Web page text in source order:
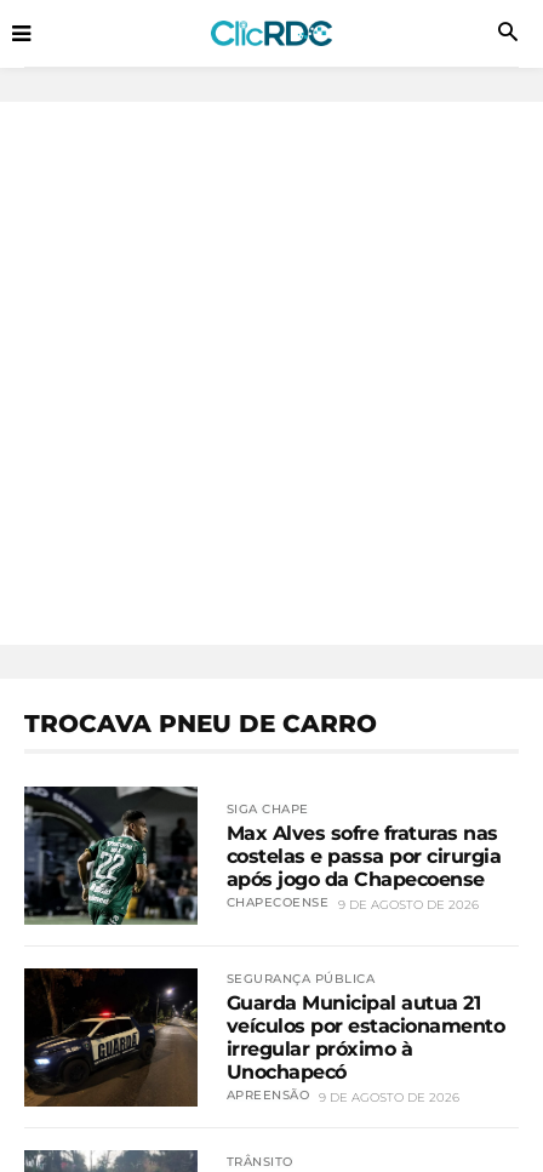
TROCAVA PNEU DE CARRO
SIGA CHAPE
Max Alves sofre fraturas nas
costelas e passa por cirurgia
após jogo da Chapecoense
CHAPECOENSE 9 DE AGOSTO DE 2026
SEGURANÇA PÚBLICA
Guarda Municipal autua 21
veículos por estacionamento
irregular próximo à
Unochapecó
APREENSÃO 9 DE AGOSTO DE 2026
TRÂNSITO